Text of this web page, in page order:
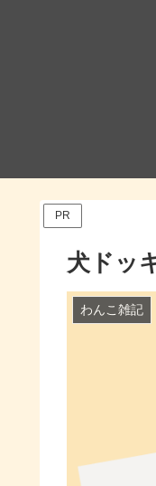
PR
犬ドッ
わんこ雑記